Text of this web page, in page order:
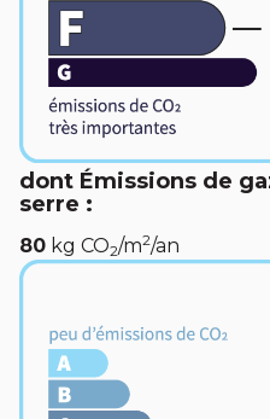
dont Émissions de
serre :
80 kg CO2/m2/an